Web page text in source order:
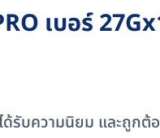
เบอร์
ด้รับความนิยม และถูก